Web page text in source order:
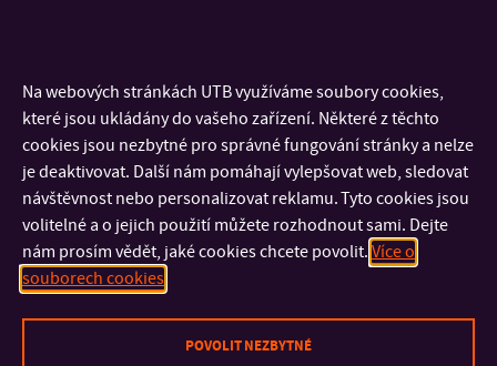
Plenér
Základy digitální fotografie
Kresba
Upcycling
Čím budete a kde najdete po studiu uplatnění?
Freelance, vlastní značka / studio
Designér šperku pro výrobce / šperkařské studio
Na webových stránkách UTB využíváme soubory cookies,
které jsou ukládány do vašeho zařízení. Některé z těchto
cookies jsou nezbytné pro správné fungování stránky a nelze
je deaktivovat. Další nám pomáhají vylepšovat web, sledovat
návštěvnost nebo personalizovat reklamu. Tyto cookies jsou
volitelné a o jejich použití můžete rozhodnout sami. Dejte
nám prosím vědět, jaké cookies chcete povolit. Více o
souborech cookies
POVOLIT NEZBYTNÉ